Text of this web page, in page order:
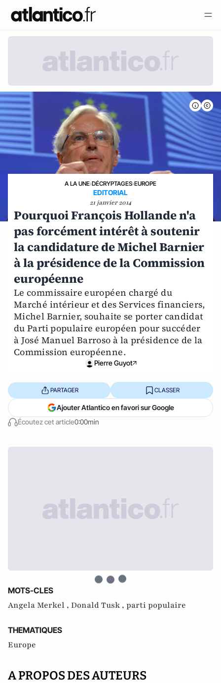
A LA UNE›DÉCRYPTAGES›EUROPE
EDITORIAL
21 janvier 2014
Pourquoi François Hollande n'a
pas forcément intérêt à soutenir
la candidature de Michel Barnier
à la présidence de la Commission
européenne
Le commissaire européen chargé du
Marché intérieur et des Services financiers,
Michel Barnier, souhaite se porter candidat
du Parti populaire européen pour succéder
à José Manuel Barroso à la présidence de la
Commission européenne.
Pierre Guyot
Écoutez cet article0:00min
PARTAGER CLASSER
Ajouter Atlantico en favori sur Google
MOTS-CLES
Angela Merkel , Donald Tusk , parti populaire
THEMATIQUES
Europe
A PROPOS DES AUTEURS